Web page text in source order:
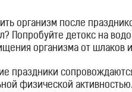
организм после
Попробуйте детокс на
организма от шлаков
праздники
физической